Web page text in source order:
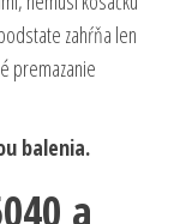
zahŕňa len
premazanie
balenia.
a